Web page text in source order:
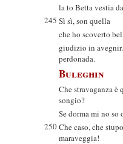
la to Betta vestia
245 Sì sì, son quella
che ho scoverto
giudizio in
perdonada.
Buleghin
Che stravaganza è
songio?
Se dorma mi no so
250Che caso, che
maraveggia!